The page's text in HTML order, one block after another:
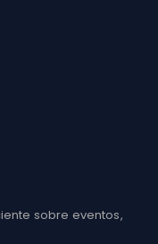
sobre eventos,